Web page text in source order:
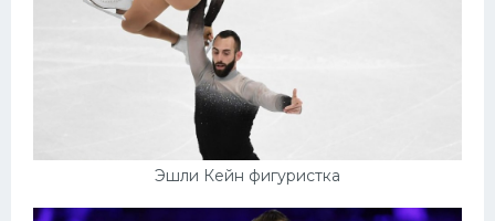
Эшли Кейн фигуристка